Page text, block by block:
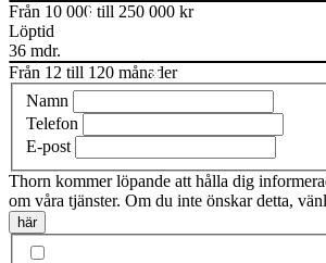
Från 10 000 till 250 000 kr
Löptid
36 mdr.
Från 12 till 120 månader
Namn
Telefon
E-post
Thorn kommer löpande att hålla dig
om våra tjänster. Om du inte önskar detta,
här